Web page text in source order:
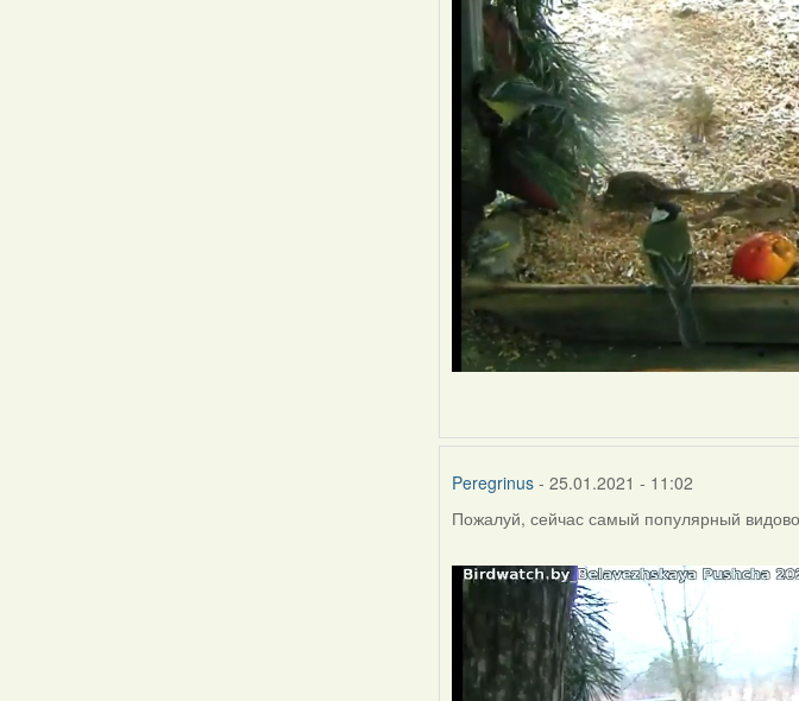
Peregrinus - 25.01.2021 - 11:02
Пожалуй, сейчас самый популярный